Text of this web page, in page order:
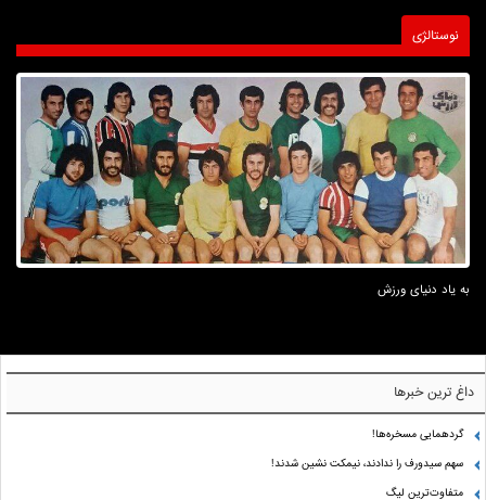
نوستالژی
به یاد دنیای ورزش
داغ ترین خبرها
گردهمایی مسخره‌ها!
سهم سیدورف را ندادند، نیمکت نشین شدند!
متفاوت‌ترین لیگ